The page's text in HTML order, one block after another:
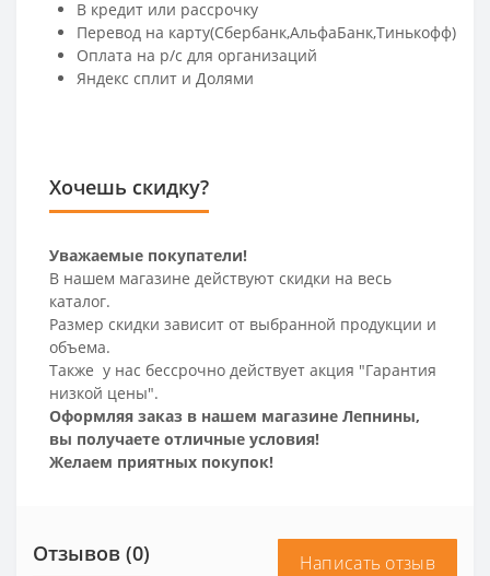
В кредит или рассрочку
Перевод на карту(Сбербанк,АльфаБанк,Тинькофф)
Оплата на р/c для организаций
Яндекс сплит и Долями
Хочешь скидку?
Уважаемые покупатели!
В нашем магазине действуют скидки на весь
каталог.
Размер скидки зависит от выбранной продукции и
объема.
Также у нас бессрочно действует акция "Гарантия
низкой цены".
Оформляя заказ в нашем магазине Лепнины,
вы получаете отличные условия!
Желаем приятных покупок!
Отзывов (0) Написать отзыв